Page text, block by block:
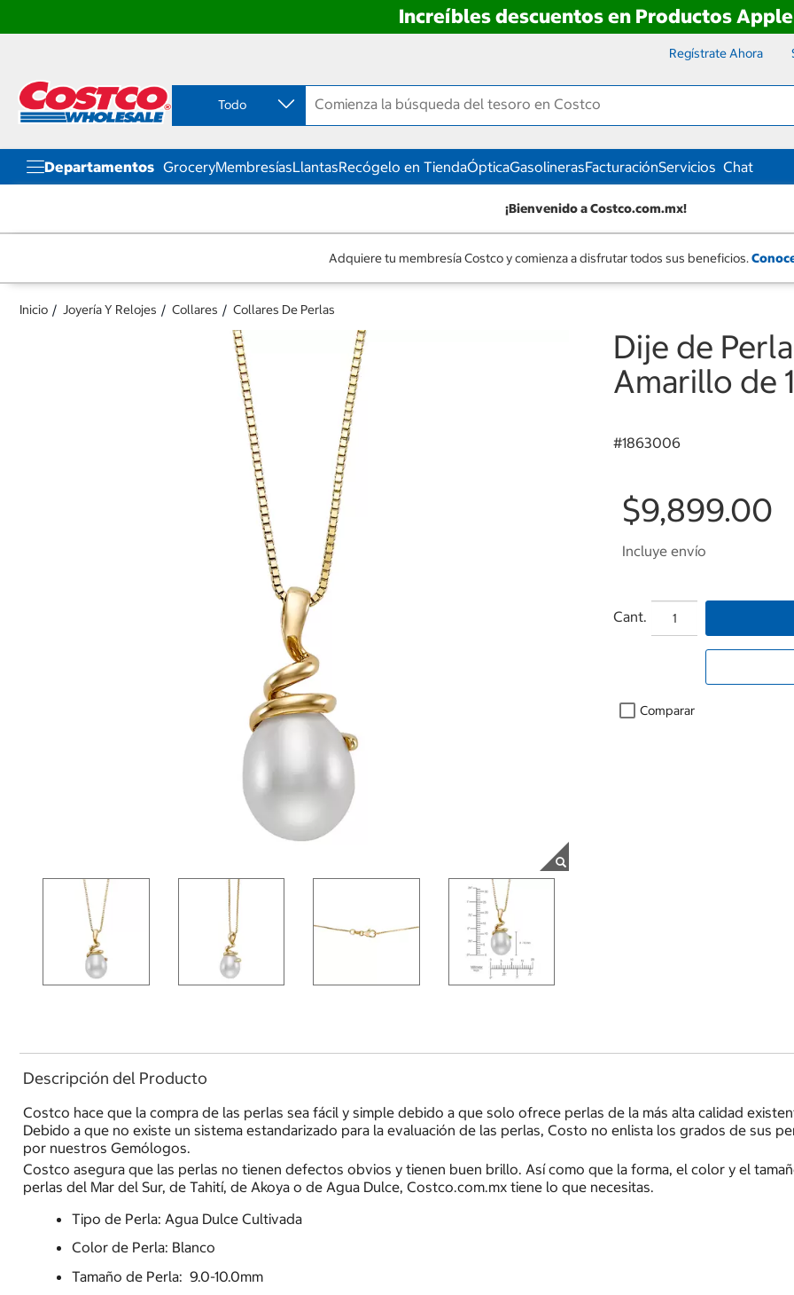
Increíbles descuentos en Productos Apple
contenido
menú
navegación
Regístrate Ahora
Todo
Departamentos GroceryMembresíasLlantasRecógelo en TiendaÓpticaGasolinerasFacturaciónServicios Chat
¡Bienvenido a Costco.com.mx!
Adquiere tu membresía Costco y comienza a disfrutar todos sus beneficios.
Inicio Joyería Y Relojes Collares Collares De Perlas
Dije de
Amarillo de
#1863006
$9,899.00
Incluye envío
Cant.
Comparar
Descripción del Producto
Costco hace que la compra de las perlas sea fácil y simple debido a que solo ofrece perlas de la más alta calidad
Debido a que no existe un sistema estandarizado para la evaluación de las perlas, Costo no enlista los grados de sus
por nuestros Gemólogos.
Costco asegura que las perlas no tienen defectos obvios y tienen buen brillo. Así como que la forma, el color y el
perlas del Mar del Sur, de Tahití, de Akoya o de Agua Dulce, Costco.com.mx tiene lo que necesitas.
Tipo de Perla: Agua Dulce Cultivada
Color de Perla: Blanco
Tamaño de Perla: 9.0-10.0mm